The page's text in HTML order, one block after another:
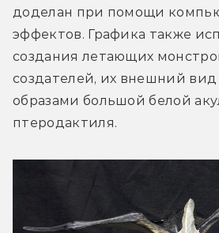
доделан при помощи
эффектов. Графика также
создания летающих
создателей, их внешний
образами большой белой
птеродактиля.